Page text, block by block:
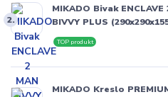
2.
MIKADO Bivak ENCLAVE
BIVVY PLUS
TOP produkt
MIKADO Kreslo